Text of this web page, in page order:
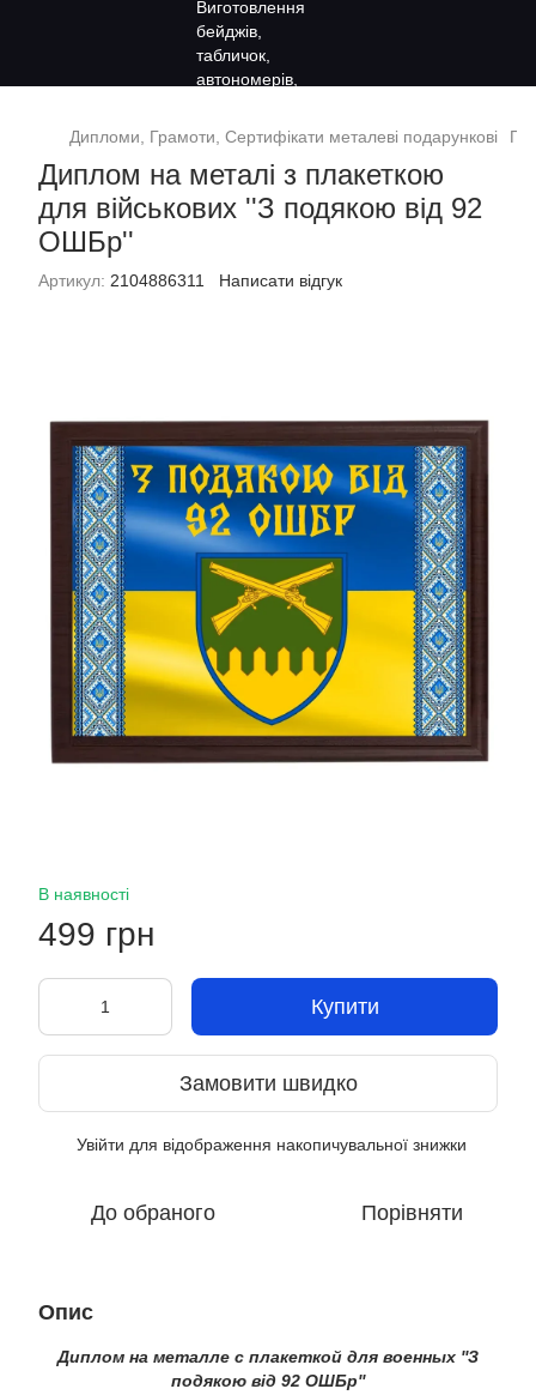
Дипломи, Грамоти, Сертифікати металеві подарункові
Диплом на металі з плакеткою
для військових ''З подякою від 92
ОШБр''
Артикул: 2104886311 Написати відгук
В наявності
499 грн
Купити
Замовити швидко
Увійти для відображення накопичувальної знижки
До обраного Порівняти
Опис
Диплом на металле с плакеткой для военных ''З
подякою від 92 ОШБр''